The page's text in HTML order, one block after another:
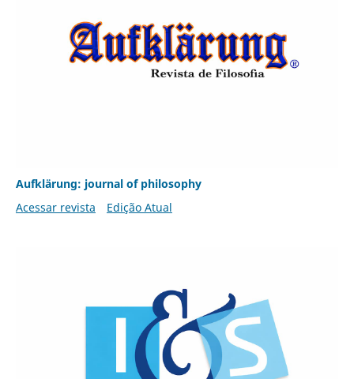
Aufklärung: journal of philosophy
Acessar revista
Edição Atual